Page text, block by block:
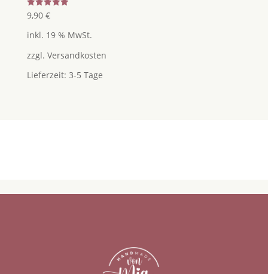
Bewertet
mit
von 5
9,90 €
inkl. 19 % MwSt.
zzgl. Versandkosten
Lieferzeit: 3-5 Tage